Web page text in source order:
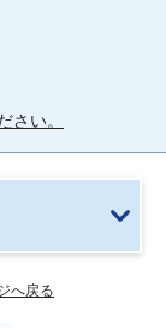
さい。
へ戻る